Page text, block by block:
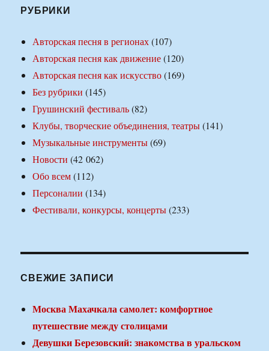
РУБРИКИ
Авторская песня в регионах(107)
Авторская песня как движение(120)
Авторская песня как искусство(169)
Без рубрики (145)
Грушинский фестиваль(82)
Клубы, творческие объединения, театры(141)
Музыкальные инструменты(69)
Новости (42 062)
Обо всем(112)
Персоналии (134)
Фестивали, конкурсы, концерты(233)
СВЕЖИЕ ЗАПИСИ
Москва Махачкала самолет: комфортное
путешествие между столицами
Девушки Березовский: знакомства в уральском